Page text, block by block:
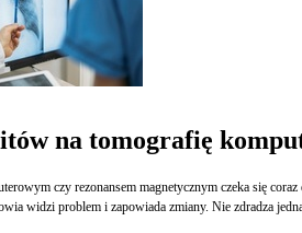
na tomografię
czy rezonansem magnetycznym czeka się
widzi problem i zapowiada zmiany. Nie zdradza